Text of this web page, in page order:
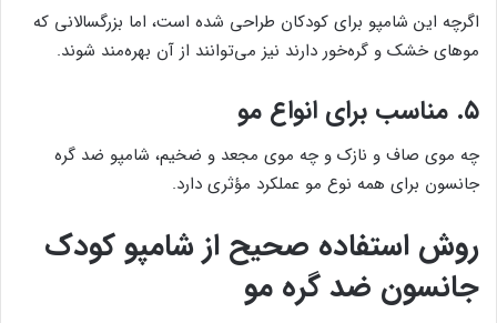
اگرچه این شامپو برای کودکان طراحی شده است، اما بزرگسالانی که
موهای خشک و گره‌خور دارند نیز می‌توانند از آن بهره‌مند شوند.
۵. مناسب برای انواع مو
چه موی صاف و نازک و چه موی مجعد و ضخیم، شامپو ضد گره
جانسون برای همه نوع مو عملکرد مؤثری دارد.
روش استفاده صحیح از شامپو کودک
جانسون ضد گره مو